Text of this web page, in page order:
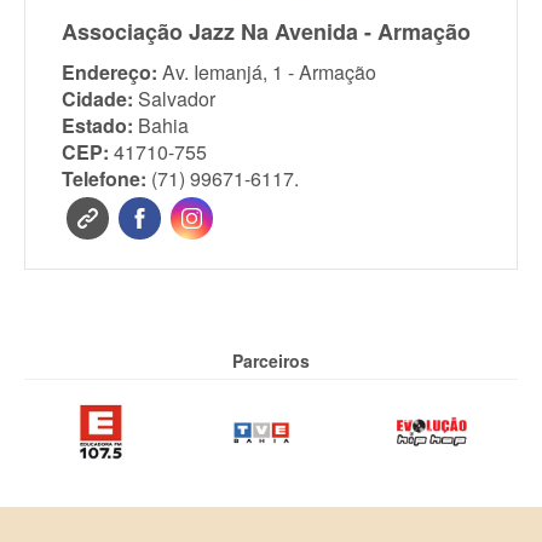
Associação Jazz Na Avenida - Armação
Endereço: Av. Iemanjá, 1 - Armação
Cidade: Salvador
Estado: Bahia
CEP: 41710-755
Telefone: (71) 99671-6117.
Parceiros